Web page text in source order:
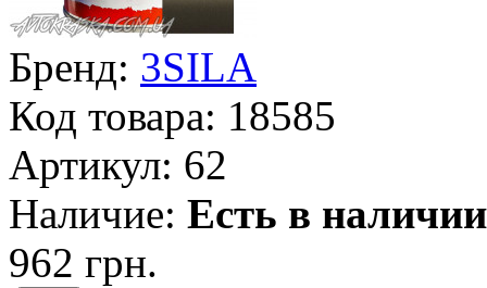
Бренд: 3SILA
Код товара: 18585
Артикул: 62
Наличие: Есть в наличии
962 грн.